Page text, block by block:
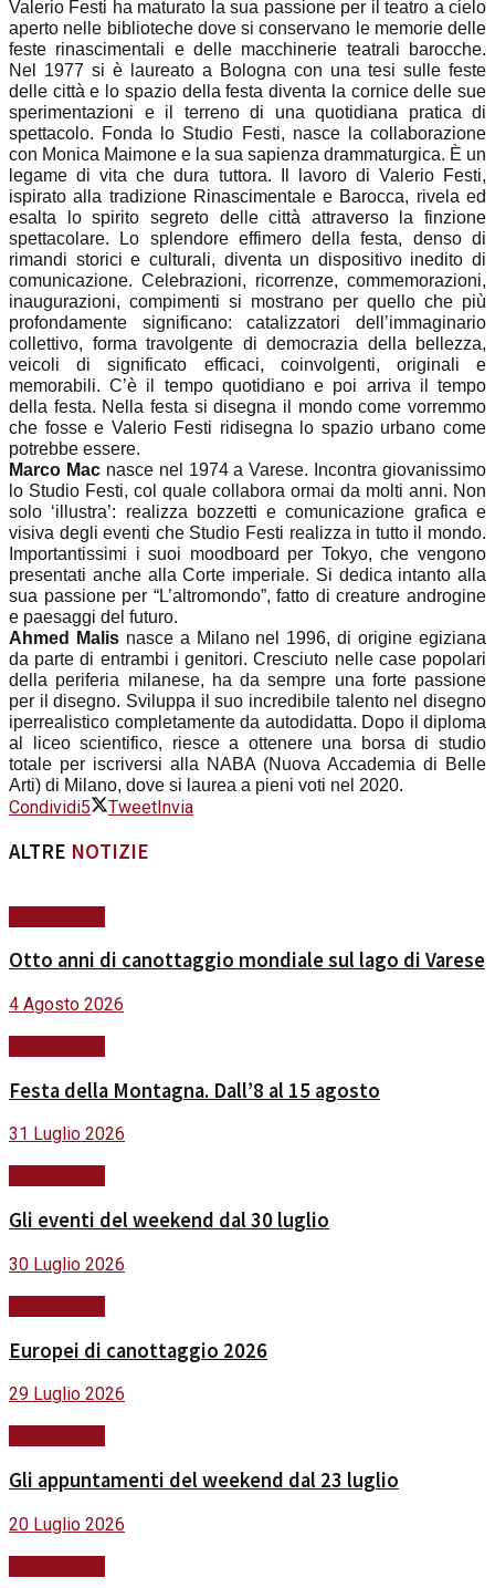
Valerio Festi ha maturato la sua passione per il teatro a cielo
aperto nelle biblioteche dove si conservano le memorie delle
feste rinascimentali e delle macchinerie teatrali barocche.
Nel 1977 si è laureato a Bologna con una tesi sulle feste
delle città e lo spazio della festa diventa la cornice delle sue
sperimentazioni e il terreno di una quotidiana pratica di
spettacolo. Fonda lo Studio Festi, nasce la collaborazione
con Monica Maimone e la sua sapienza drammaturgica. È un
legame di vita che dura tuttora. Il lavoro di Valerio Festi,
ispirato alla tradizione Rinascimentale e Barocca, rivela ed
esalta lo spirito segreto delle città attraverso la finzione
spettacolare. Lo splendore effimero della festa, denso di
rimandi storici e culturali, diventa un dispositivo inedito di
comunicazione. Celebrazioni, ricorrenze, commemorazioni,
inaugurazioni, compimenti si mostrano per quello che più
profondamente significano: catalizzatori dell’immaginario
collettivo, forma travolgente di democrazia della bellezza,
veicoli di significato efficaci, coinvolgenti, originali e
memorabili. C’è il tempo quotidiano e poi arriva il tempo
della festa. Nella festa si disegna il mondo come vorremmo
che fosse e Valerio Festi ridisegna lo spazio urbano come
potrebbe essere.
Marco Macnasce nel 1974 a Varese. Incontra giovanissimo
lo Studio Festi, col quale collabora ormai da molti anni. Non
solo ‘illustra’: realizza bozzetti e comunicazione grafica e
visiva degli eventi che Studio Festi realizza in tutto il mondo.
Importantissimi i suoi moodboard per Tokyo, che vengono
presentati anche alla Corte imperiale. Si dedica intanto alla
sua passione per “L’altromondo”, fatto di creature androgine
e paesaggi del futuro.
Ahmed Malisnasce a Milano nel 1996, di origine egiziana
da parte di entrambi i genitori. Cresciuto nelle case popolari
della periferia milanese, ha da sempre una forte passione
per il disegno. Sviluppa il suo incredibile talento nel disegno
iperrealistico completamente da autodidatta. Dopo il diploma
al liceo scientifico, riesce a ottenere una borsa di studio
totale per iscriversi alla NABA (Nuova Accademia di Belle
Arti) di Milano, dove si laurea a pieni voti nel 2020.
Condividi5 TweetInvia
ALTRE NOTIZIE
Otto anni di canottaggio mondiale sul lago di Varese
4 Agosto 2026
Festa della Montagna. Dall’8 al 15 agosto
31 Luglio 2026
Gli eventi del weekend dal 30 luglio
30 Luglio 2026
Europei di canottaggio 2026
29 Luglio 2026
Gli appuntamenti del weekend dal 23 luglio
20 Luglio 2026